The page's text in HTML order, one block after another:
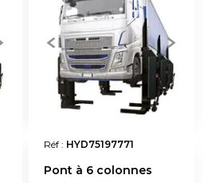
Réf : HYD75197771
Pont à 6 colonnes